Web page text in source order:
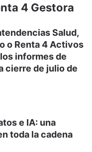
4 Gestora
Salud,
o Renta 4 Activos
informes de
cierre de julio de
e IA: una
toda la cadena